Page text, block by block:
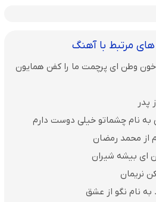
مرتبط با آهنگ
خون وطن ای پرچمت ما را کفن همایون
پدر
به نام چشماتو خیلی دوست دارم
از محمد رمضان
ای بیشه شیران
نریمان
نام نگو از عشق